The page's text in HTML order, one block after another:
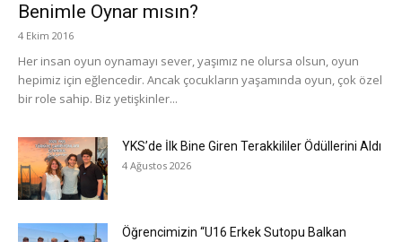
Benimle Oynar mısın?
4 Ekim 2016
Her insan oyun oynamayı sever, yaşımız ne olursa olsun, oyun
hepimiz için eğlencedir. Ancak çocukların yaşamında oyun, çok özel
bir role sahip. Biz yetişkinler...
YKS’de İlk Bine Giren Terakkililer Ödüllerini Aldı
4 Ağustos 2026
Öğrencimizin “U16 Erkek Sutopu Balkan